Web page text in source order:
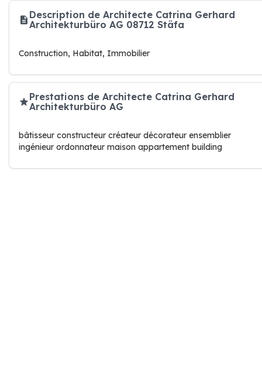
Description de Architecte Catrina Gerhard
Architekturbüro AG 08712 Stäfa
Construction, Habitat, Immobilier
Prestations de Architecte Catrina Gerhard
Architekturbüro AG
bâtisseur constructeur créateur décorateur ensemblier
ingénieur ordonnateur maison appartement building